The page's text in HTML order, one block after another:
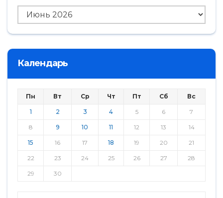
Архив
Календарь
Пн Вт Ср Чт Пт Сб Вс
1 2 3 4 5 6 7
8 9 10 11 12 13 14
15 16 17 18 19 20 21
22 23 24 25 26 27 28
29 30